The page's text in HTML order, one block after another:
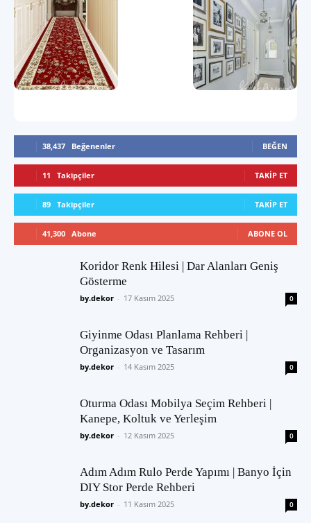
38,437 Beğenenler BEĞEN
11 Takipçiler TAKIP ET
89 Takipçiler TAKIP ET
41,300 Abone ABONE OL
Koridor Renk Hilesi | Dar Alanları Geniş
Gösterme
by.dekor - 17 Kasım 2025 0
Giyinme Odası Planlama Rehberi |
Organizasyon ve Tasarım
by.dekor - 14 Kasım 2025 0
Oturma Odası Mobilya Seçim Rehberi |
Kanepe, Koltuk ve Yerleşim
by.dekor - 12 Kasım 2025 0
Adım Adım Rulo Perde Yapımı | Banyo İçin
DIY Stor Perde Rehberi
by.dekor - 11 Kasım 2025 0